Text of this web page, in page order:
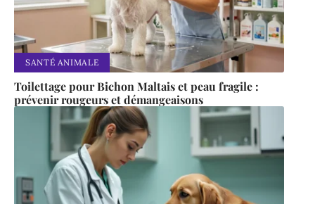
SANTÉ ANIMALE
Toilettage pour Bichon Maltais et peau fragile :
prévenir rougeurs et démangeaisons